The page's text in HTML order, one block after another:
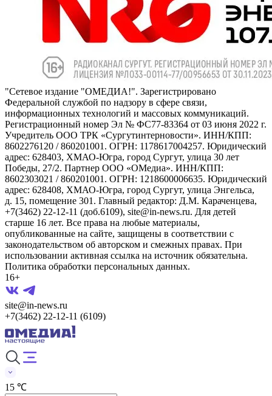
"Сетевое издание "ОМЕДИА!". Зарегистрировано
Федеральной службой по надзору в сфере связи,
информационных технологий и массовых коммуникаций.
Регистрационный номер Эл № ФС77-83364 от 03 июня 2022 г.
Учредитель ООО ТРК «Сургутинтерновости». ИНН/КПП:
8602276120 / 860201001. ОГРН: 1178617004257. Юридический
адрес: 628403, ХМАО-Югра, город Сургут, улица 30 лет
Победы, 27/2. Партнер ООО «ОМедиа». ИНН/КПП:
8602303021 / 860201001. ОГРН: 1218600006635. Юридический
адрес: 628408, ХМАО-Югра, город Сургут, улица Энгельса,
д. 15, помещение 301. Главный редактор: Д.М. Караченцева,
+7(3462) 22-12-11 (доб.6109), site@in-news.ru. Для детей
старше 16 лет. Все права на любые материалы,
опубликованные на сайте, защищены в соответствии с
законодательством об авторском и смежных правах. При
использовании активная ссылка на источник обязательна.
Политика обработки персональных данных.
16+
site@in-news.ru
+7(3462) 22-12-11 (6109)
15 ℃